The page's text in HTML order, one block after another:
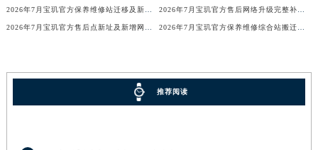
海南省三亚市吉阳区迎宾路宝玑售后服务中心（需提前预约）
海南省万宁市万城镇解放路宝玑售后服务中心（需提前预约）
2026年7月宝玑官方保养维修站迁移及新开店说明 2026年7月宝玑官方售后网络升级完整补充速报（迁址及新开）
2026年7月宝玑官方售后点新址及新增网点完整补充速报 2026年7月宝玑官方保养维修综合站搬迁及新增服务点补充最终公示确认稿
推荐阅读